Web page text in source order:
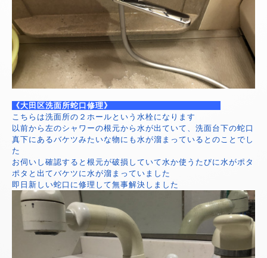
《大田区洗面所蛇口修理》
こちらは洗面所の２ホールという水栓になります
以前から左のシャワーの根元から水が出ていて、洗面台下の蛇口
真下にあるバケツみたいな物にも水が溜まっているとのことでし
た
お伺いし確認すると根元が破損していて水か使うたびに水がポタ
ポタと出てバケツに水が溜まっていました
即日新しい蛇口に修理して無事解決しました